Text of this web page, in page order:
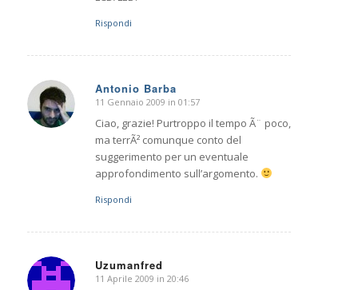
Rispondi
Antonio Barba
dice:
11 Gennaio 2009 in 01:57
Ciao, grazie! Purtroppo il tempo Ã¨ poco,
ma terrÃ² comunque conto del
suggerimento per un eventuale
approfondimento sull’argomento.
Rispondi
Uzumanfred
dice:
11 Aprile 2009 in 20:46